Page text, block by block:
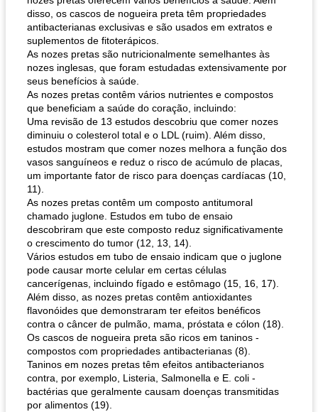
disso, os cascos de nogueira preta têm propriedades
antibacterianas exclusivas e são usados ​​em extratos e
suplementos de fitoterápicos.
As nozes pretas são nutricionalmente semelhantes às
nozes inglesas, que foram estudadas extensivamente por
seus benefícios à saúde.
As nozes pretas contêm vários nutrientes e compostos
que beneficiam a saúde do coração, incluindo:
Uma revisão de 13 estudos descobriu que comer nozes
diminuiu o colesterol total e o LDL (ruim). Além disso,
estudos mostram que comer nozes melhora a função dos
vasos sanguíneos e reduz o risco de acúmulo de placas,
um importante fator de risco para doenças cardíacas (10,
11).
As nozes pretas contêm um composto antitumoral
chamado juglone. Estudos em tubo de ensaio
descobriram que este composto reduz significativamente
o crescimento do tumor (12, 13, 14).
Vários estudos em tubo de ensaio indicam que o juglone
pode causar morte celular em certas células
cancerígenas, incluindo fígado e estômago (15, 16, 17).
Além disso, as nozes pretas contêm antioxidantes
flavonóides que demonstraram ter efeitos benéficos
contra o câncer de pulmão, mama, próstata e cólon (18).
Os cascos de nogueira preta são ricos em taninos -
compostos com propriedades antibacterianas (8).
Taninos em nozes pretas têm efeitos antibacterianos
contra, por exemplo, Listeria, Salmonella e E. coli -
bactérias que geralmente causam doenças transmitidas
por alimentos (19).